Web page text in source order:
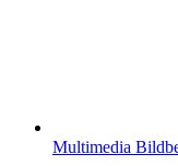
Multimedia